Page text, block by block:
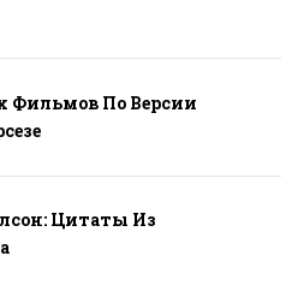
Фильмов По Версии
Цитаты Из